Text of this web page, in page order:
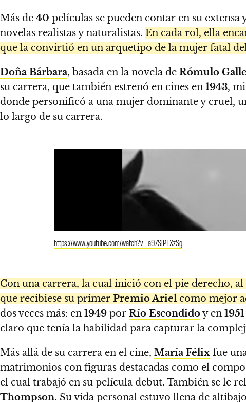
Más de 40 películas se pueden contar en su
novelas realistas y naturalistas. En cada rol, ella
que la convirtió en un arquetipo de la mujer fatal
Doña Bárbara, basada en la novela de Rómulo
su carrera, que también estrenó en cines en 1943,
donde personificó a una mujer dominante y cruel,
lo largo de su carrera.
https://www.youtube.com/watch?v=a97SlPLXzSg
Con una carrera, la cual inició con el pie derecho,
que recibiese su primer Premio Ariel como mejor
dos veces más: en 1949 por Río Escondidoy en 1951
claro que tenía la habilidad para capturar la
Más allá de su carrera en el cine, María Félix fue
matrimonios con figuras destacadas como el
el cual trabajó en su película debut. También se le
Thompson. Su vida personal estuvo llena de